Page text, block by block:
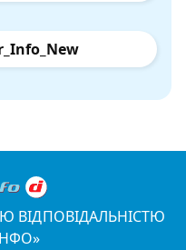
ВІДПОВІДАЛЬНІСТЮ